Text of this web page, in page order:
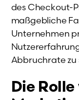
des Checkout-
maßgebliche
Unternehmen
Abbruchrate zu
Die